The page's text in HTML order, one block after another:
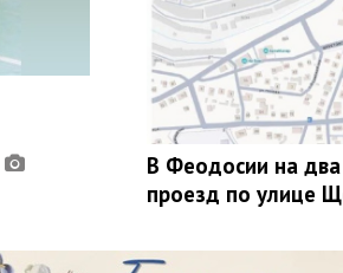
В Феодосии на
проезд по улице